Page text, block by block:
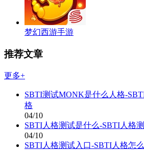
梦幻西游手游
推荐文章
更多+
SBTI测试MONK是什么人格-
格
04/10
SBTI人格测试是什么-SBTI人格
04/10
SBTI人格测试入口-SBTI人格怎